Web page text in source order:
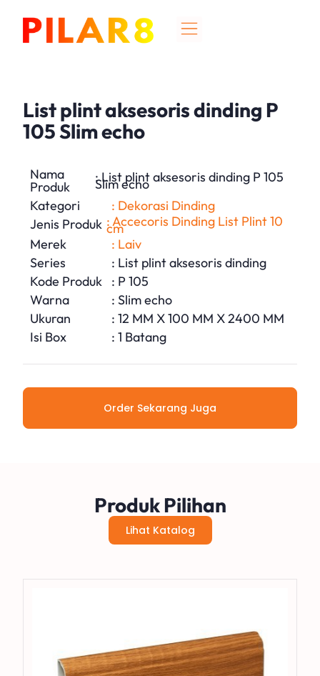
List plint aksesoris dinding P
105 Slim echo
Nama
Produk
: List plint aksesoris dinding P 105
Slim echo
Kategori
: Dekorasi Dinding
Jenis Produk : Accecoris Dinding List Plint 10
cm
Merek
: Laiv
Series
: List plint aksesoris dinding
Kode Produk
: P 105
Warna
: Slim echo
Ukuran
: 12 MM X 100 MM X 2400 MM
Isi Box
: 1 Batang
Order Sekarang Juga
Produk Pilihan
Lihat Katalog